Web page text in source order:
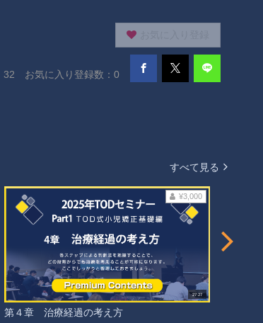
32 お気に入り登録数：0
すべて見る
27:27
第４章 治療経過の考え方
¥3,000